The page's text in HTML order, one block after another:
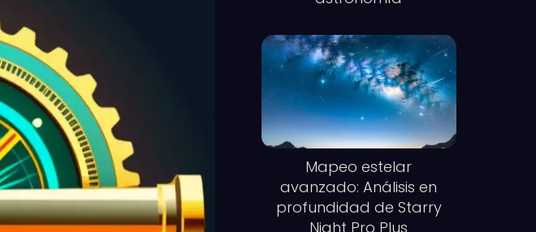
Mapeo estelar
avanzado: Análisis en
profundidad de Starry
Night Pro Plus